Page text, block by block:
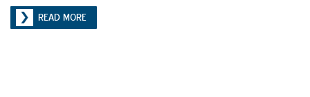
READ MORE